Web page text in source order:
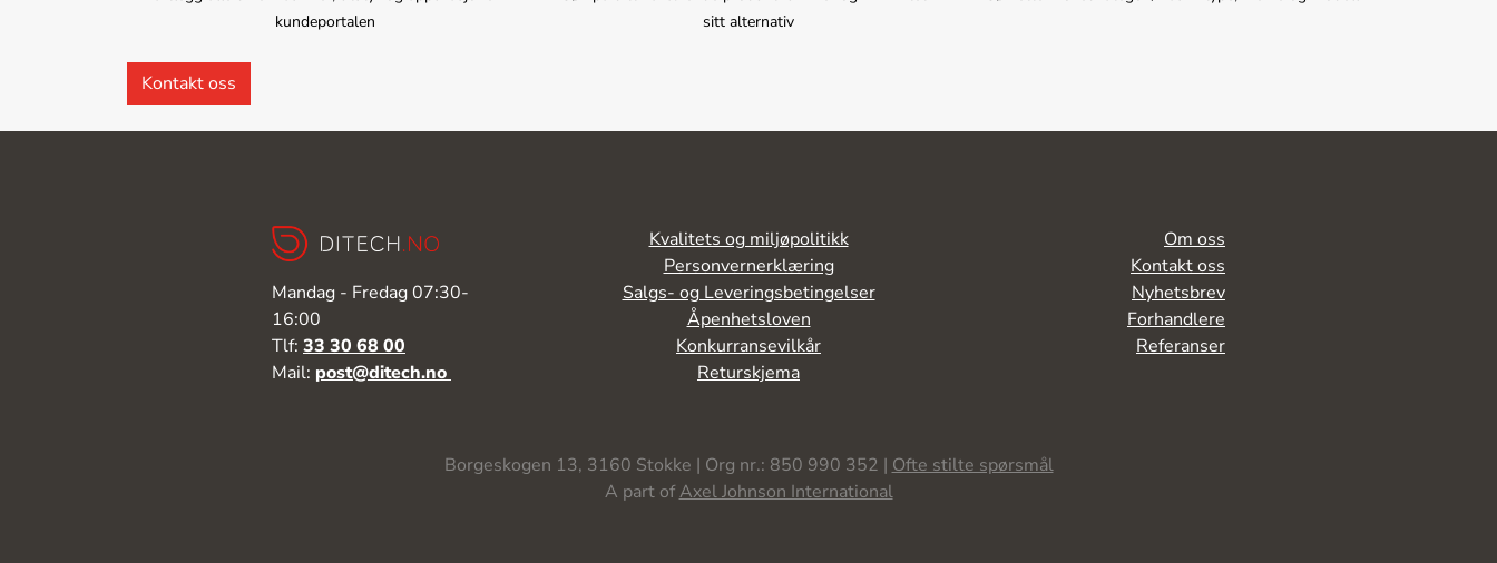
kundeportalen
sitt alternativ
Kontakt oss
Mandag - Fredag 07:30-
16:00
Tlf: 33 30 68 00
Mail: post@ditech.no
Kvalitets og miljøpolitikk
Personvernerklæring
Salgs- og Leveringsbetingelser
Åpenhetsloven
Konkurransevilkår
Returskjema
Borgeskogen 13, 3160 Stokke | Org nr.: 850 990 352 | Ofte stilte spørsmål
A part ofAxel Johnson International
Om oss
Kontakt oss
Nyhetsbrev
Forhandlere
Referanser